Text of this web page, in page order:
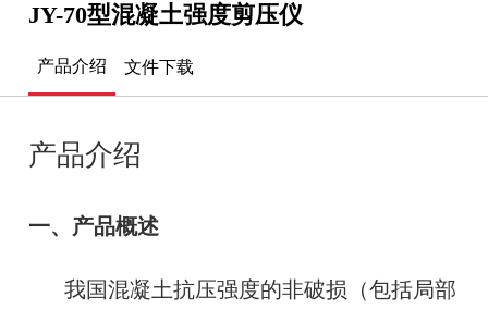
JY-70型混凝土强度剪压仪
产品介绍 文件下载
产品介绍
一、产品概述
我国混凝土抗压强度的非破损（包括局部